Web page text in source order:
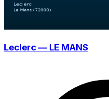
Leclerc — LE MANS